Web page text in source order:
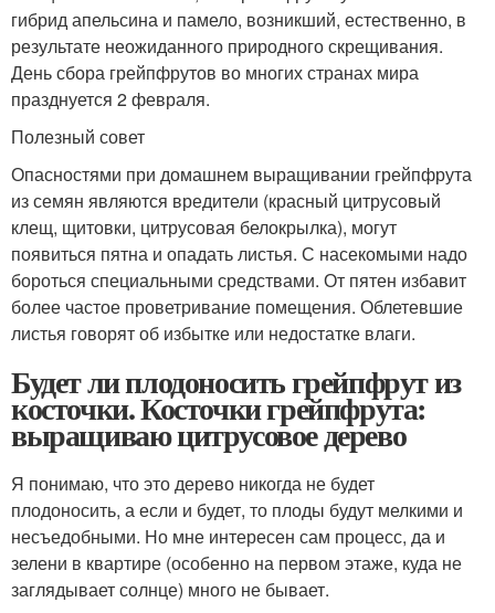
гибрид апельсина и памело, возникший, естественно, в
результате неожиданного природного скрещивания.
День сбора грейпфрутов во многих странах мира
празднуется 2 февраля.
Полезный совет
Опасностями при домашнем выращивании грейпфрута
из семян являются вредители (красный цитрусовый
клещ, щитовки, цитрусовая белокрылка), могут
появиться пятна и опадать листья. С насекомыми надо
бороться специальными средствами. От пятен избавит
более частое проветривание помещения. Облетевшие
листья говорят об избытке или недостатке влаги.
Будет ли плодоносить грейпфрут из
косточки. Косточки грейпфрута:
выращиваю цитрусовое дерево
Я понимаю, что это дерево никогда не будет
плодоносить, а если и будет, то плоды будут мелкими и
несъедобными. Но мне интересен сам процесс, да и
зелени в квартире (особенно на первом этаже, куда не
заглядывает солнце) много не бывает.